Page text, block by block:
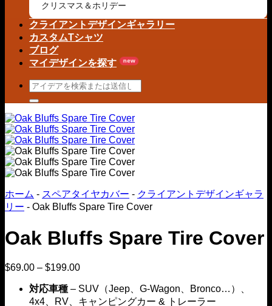
クリスマス＆ホリデー
クライアントデザインギャラリー
カスタムTシャツ
ブログ
マイデザインを探す
検
索
ー
ワ
ー
ド:
ホーム - スペアタイヤカバー - クライアントデザインギャラ
リー - Oak Bluffs Spare Tire Cover
Oak Bluffs Spare Tire Cover
$69.00 – $199.00価
帯：
対応車種 – SUV（Jeep、G-Wagon、Bronco…）、
4x4、RV、キャンピングカー & トレーラー